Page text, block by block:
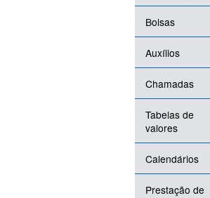
Bolsas
Auxílios
Chamadas
Tabelas de
valores
Calendários
Prestação de